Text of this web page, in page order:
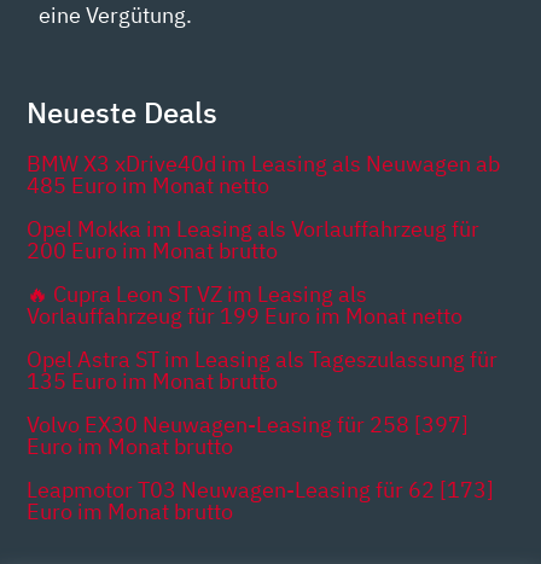
eine Vergütung.
Neueste Deals
BMW X3 xDrive40d im Leasing als Neuwagen ab
485 Euro im Monat netto
Opel Mokka im Leasing als Vorlauffahrzeug für
200 Euro im Monat brutto
🔥 Cupra Leon ST VZ im Leasing als
Vorlauffahrzeug für 199 Euro im Monat netto
Opel Astra ST im Leasing als Tageszulassung für
135 Euro im Monat brutto
Volvo EX30 Neuwagen-Leasing für 258 [397]
Euro im Monat brutto
Leapmotor T03 Neuwagen-Leasing für 62 [173]
Euro im Monat brutto